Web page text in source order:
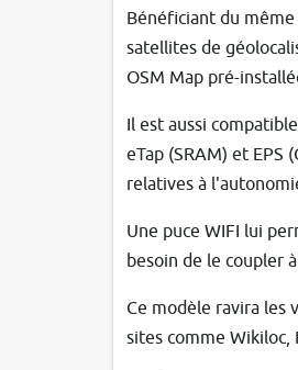
Bénéficiant du
satellites de
OSM Map pré-
Il est aussi
eTap (SRAM) et
relatives à
Une puce WIFI lui
besoin de le coupler
Ce modèle ravira les
sites comme